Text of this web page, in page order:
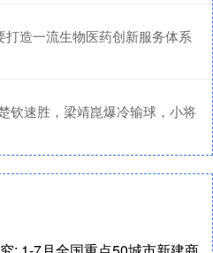
打造一流生物医药创新服务体系
钦速胜，梁靖崑爆冷输球，小将